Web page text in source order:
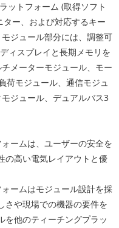
ットフォーム (取得ソフト
ー、および対応するキー
ジュール部分には、調整可
ィスプレイと長期メモリを
メーターモジュール、モー
荷モジュール、通信モジュ
ジュール、デュアルバス3
ームは、ユーザーの安全を
の高い電気レイアウトと優
ームはモジュール設計を採
さや現場での機器の要件を
を他のティーチングプラッ